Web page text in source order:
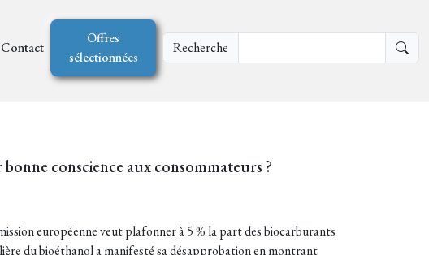
Contact
Offres
sélectionnées
Recherche
conscience aux consommateurs ?
européenne veut plafonner à 5 % la part des biocarburants
du bioéthanol a manifesté sa désapprobation en montrant